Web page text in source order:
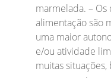
marmelada. –
alimentação são
uma maior
e/ou atividade
muitas